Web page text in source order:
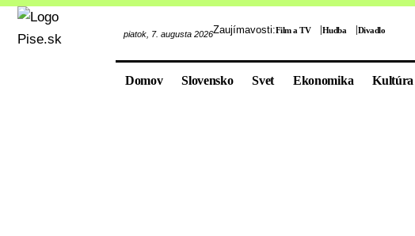
piatok, 7. augusta 2026Zaujímavosti:Film a TV Hudba Divadlo
Domov Slovensko Svet Ekonomika Kultúra